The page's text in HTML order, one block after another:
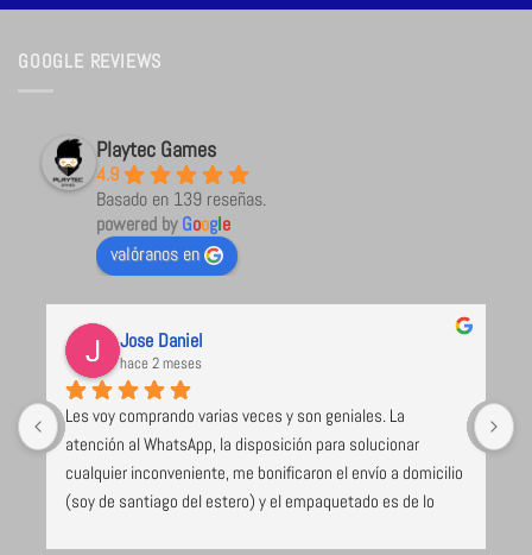
GOOGLE REVIEWS
Playtec Games
4.9
Basado en 139 reseñas.
powered byGoogle
valóranos en
Jose Daniel
hace 2 meses
Les voy comprando varias veces y son geniales. La
atención al WhatsApp, la disposición para solucionar
cualquier inconveniente, me bonificaron el envío a domicilio
(soy de santiago del estero) y el empaquetado es de lo